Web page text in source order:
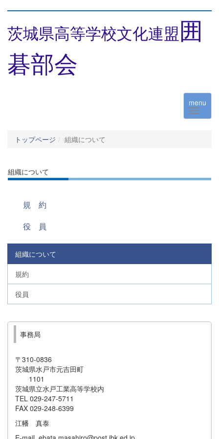
茨城県高等学校文化連盟 囲
碁部会
menu
トップページ 組織について
組織について
規 約
役 員
組織について
規約
役員
事務局
〒310-0836
茨城県水戸市元吉田町
1101
茨城県立水戸工業高等学校内
TEL 029-247-5711
FAX 029-248-6399
江幡 真泰